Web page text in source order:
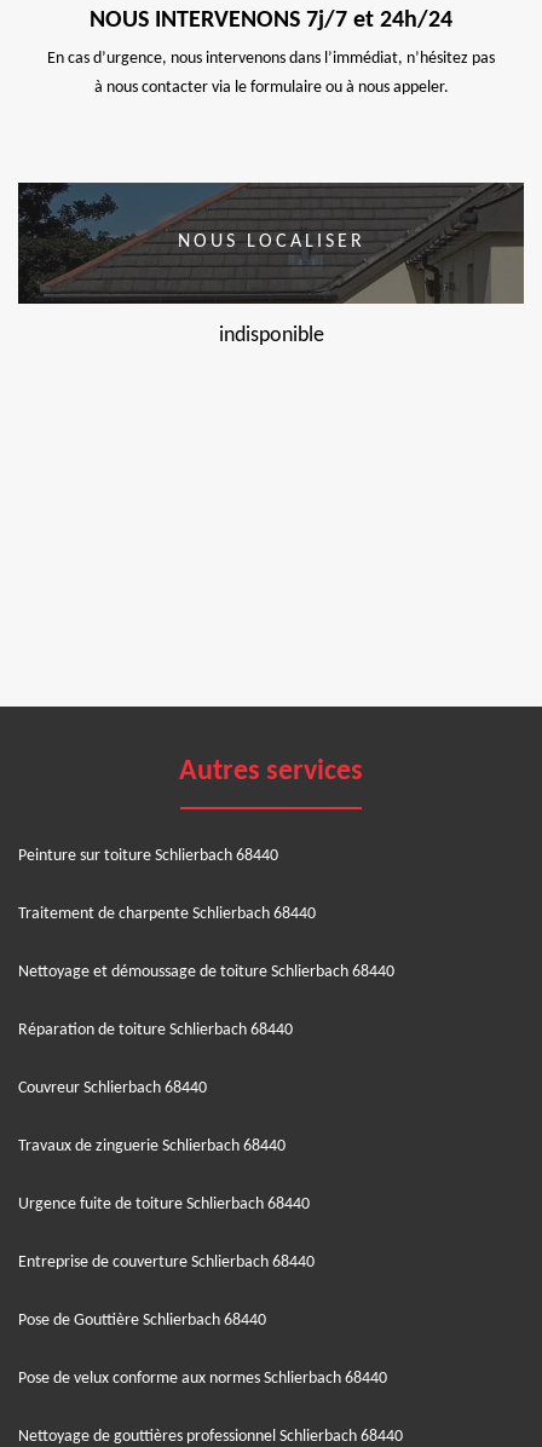
NOUS INTERVENONS 7j/7 et 24h/24
En cas d’urgence, nous intervenons dans l’immédiat, n’hésitez pas
à nous contacter via le formulaire ou à nous appeler.
NOUS LOCALISER
indisponible
Autres services
Peinture sur toiture Schlierbach 68440
Traitement de charpente Schlierbach 68440
Nettoyage et démoussage de toiture Schlierbach 68440
Réparation de toiture Schlierbach 68440
Couvreur Schlierbach 68440
Travaux de zinguerie Schlierbach 68440
Urgence fuite de toiture Schlierbach 68440
Entreprise de couverture Schlierbach 68440
Pose de Gouttière Schlierbach 68440
Pose de velux conforme aux normes Schlierbach 68440
Nettoyage de gouttières professionnel Schlierbach 68440